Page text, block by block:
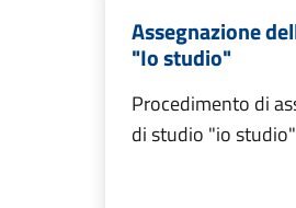
Assegnazione
"Io studio"
Procedimento di
di studio "io studio"